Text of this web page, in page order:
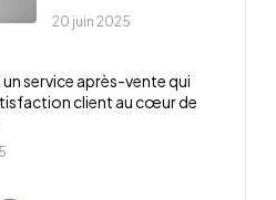
20 juin 2025
un service après-vente qui
client au cœur de